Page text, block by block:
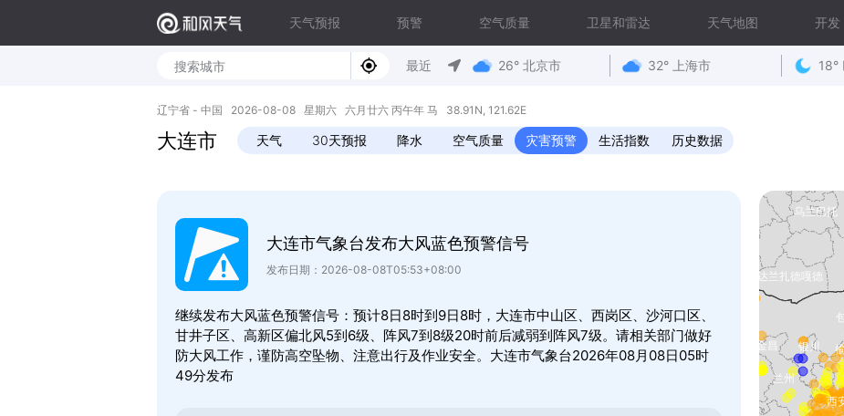
天气预报 预警 空气质量 卫星和雷达 天气地图 开发
最近 26° 北京市 32° 上海市 18°
辽宁省 - 中国 2026-08-08 星期六 六月廿六 丙午年 马 38.91N, 121.62E
大连市 天气 30天预报 降水 空气质量 灾害预警 生活指数 历史数据
大连市气象台发布大风蓝色预警信号
发布日期：2026-08-08T05:53+08:00
继续发布大风蓝色预警信号：预计8日8时到9日8时，大连市中山区、西岗区、沙河口区、
甘井子区、高新区偏北风5到6级、阵风7到8级20时前后减弱到阵风7级。请相关部门做好
防大风工作，谨防高空坠物、注意出行及作业安全。大连市气象台2026年08月08日05时
49分发布